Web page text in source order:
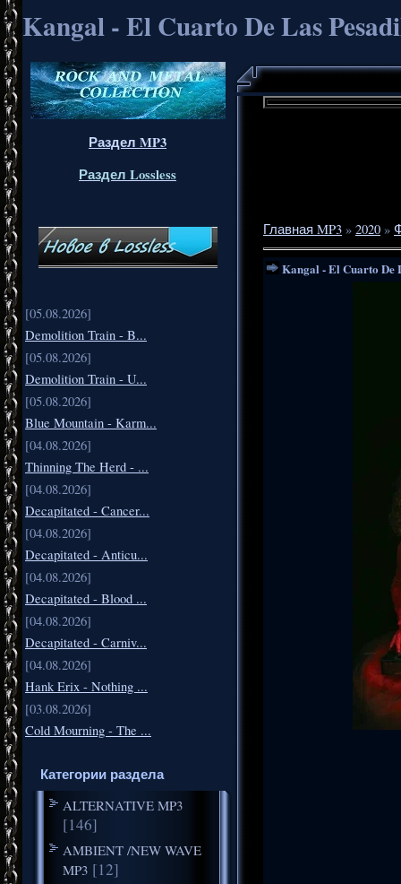
Kangal - El Cuarto De Las
Раздел MP3
Раздел Lossless
[05.08.2026]
Demolition Train - B...
[05.08.2026]
Demolition Train - U...
[05.08.2026]
Blue Mountain - Karm...
[04.08.2026]
Thinning The Herd - ...
[04.08.2026]
Decapitated - Cancer...
[04.08.2026]
Decapitated - Anticu...
[04.08.2026]
Decapitated - Blood ...
[04.08.2026]
Decapitated - Carniv...
[04.08.2026]
Hank Erix - Nothing ...
[03.08.2026]
Cold Mourning - The ...
Категории раздела
ALTERNATIVE MP3
[146]
AMBIENT /NEW WAVE
MP3 [12]
Главная MP3 » 2020 »
Kangal - El Cuarto De